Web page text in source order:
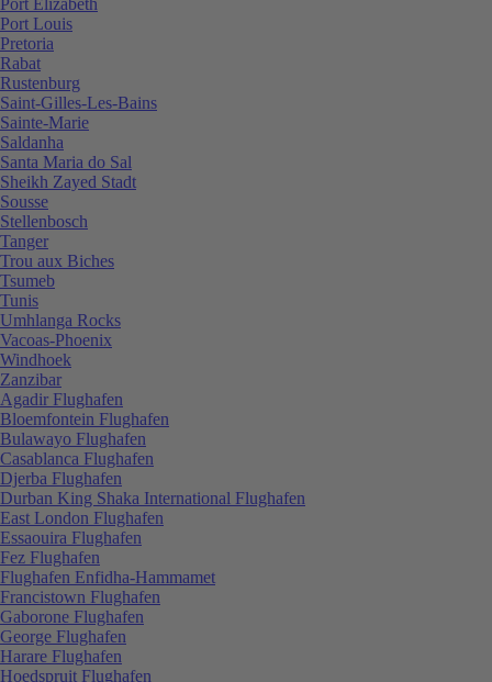
Port Louis
Pretoria
Rabat
Rustenburg
Saint-Gilles-Les-Bains
Sainte-Marie
Saldanha
Santa Maria do Sal
Sheikh Zayed Stadt
Sousse
Stellenbosch
Tanger
Trou aux Biches
Tsumeb
Tunis
Umhlanga Rocks
Vacoas-Phoenix
Windhoek
Zanzibar
Agadir Flughafen
Bloemfontein Flughafen
Bulawayo Flughafen
Casablanca Flughafen
Djerba Flughafen
Durban King Shaka International Flughafen
East London Flughafen
Essaouira Flughafen
Fez Flughafen
Flughafen Enfidha-Hammamet
Francistown Flughafen
Gaborone Flughafen
George Flughafen
Harare Flughafen
Hoedspruit Flughafen